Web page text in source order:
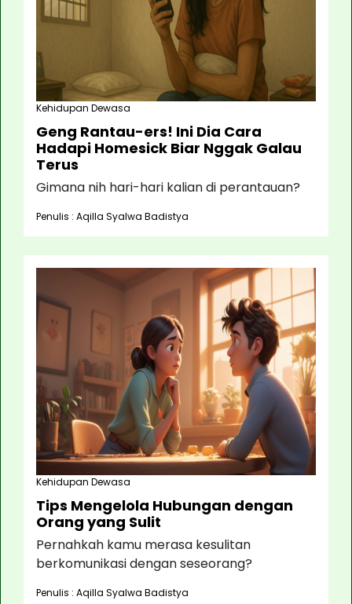
Kehidupan Dewasa
Geng Rantau-ers! Ini Dia Cara
Hadapi Homesick Biar Nggak Galau
Terus
Gimana nih hari-hari kalian di perantauan?
Penulis : Aqilla Syalwa Badistya
Kehidupan Dewasa
Tips Mengelola Hubungan dengan
Orang yang Sulit
Pernahkah kamu merasa kesulitan
berkomunikasi dengan seseorang?
Penulis : Aqilla Syalwa Badistya